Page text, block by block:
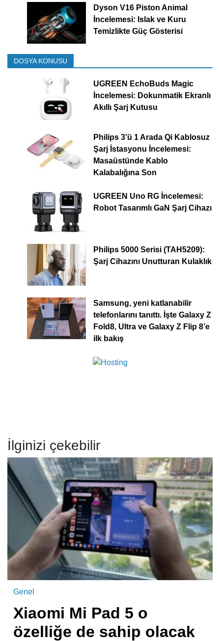
Dyson V16 Piston Animal
İncelemesi: Islak ve Kuru
Temizlikte Güç Gösterisi
DOSYA KONUSU
UGREEN EchoBuds Magic
İncelemesi: Dokunmatik Ekranlı
Akıllı Şarj Kutusu
Philips 3’ü 1 Arada Qi Kablosuz
Şarj İstasyonu İncelemesi:
Masaüstünde Kablo
Kalabalığına Son
UGREEN Uno RG İncelemesi:
Robot Tasarımlı GaN Şarj Cihazı
Philips 5000 Serisi (TAH5209):
Şarj Cihazını Unutturan Kulaklık
Samsung, yeni katlanabilir
telefonlarını tanıttı. İşte Galaxy Z
Fold8, Ultra ve Galaxy Z Flip 8’e
ilk bakış
İlginizi çekebilir
Genel
Xiaomi Mi Pad 5 o
özelliğe de sahip olacak